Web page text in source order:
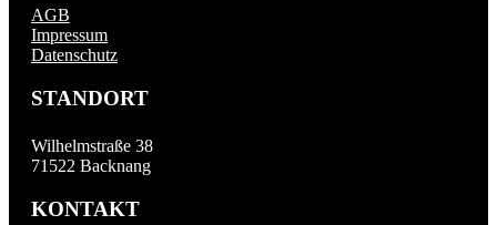
AGB
Impressum
Datenschutz
STANDORT
Wilhelmstraße 38
71522 Backnang
KONTAKT